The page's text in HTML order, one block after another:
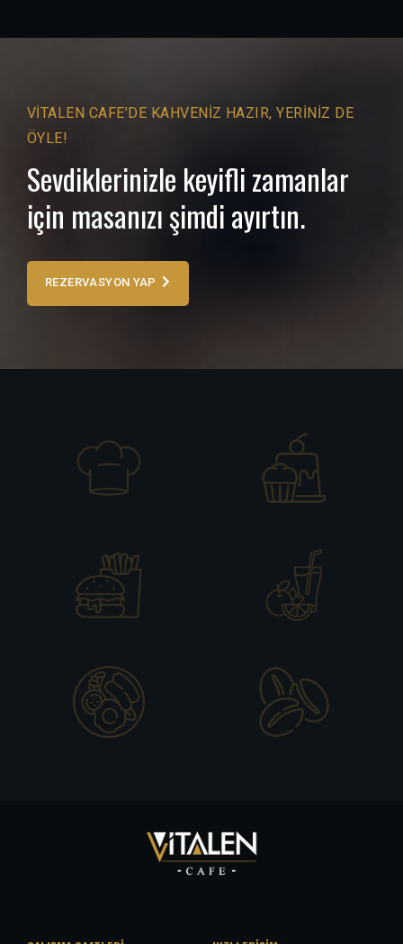
VITALEN CAFE’DE KAHVENIZ HAZIR, YERINIZ DE
ÖYLE!
Sevdiklerinizle keyifli zamanlar
için masanızı şimdi ayırtın.
REZERVASYON YAP